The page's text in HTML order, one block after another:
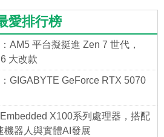
愛排行榜
AM5 平台擬挺進 Zen 7 世代，
大改款
GIGABYTE GeForce RTX 5070
X100系列處理器，搭配
機器人與實體AI發展